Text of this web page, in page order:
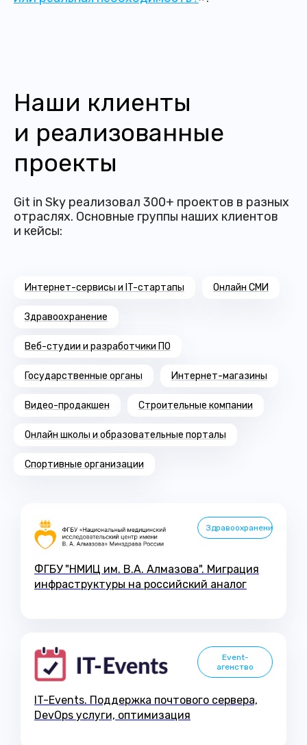
Наши клиенты
и реализованные
проекты
Git in Sky реализовал 300+ проектов в разных
отраслях. Основные группы наших клиентов
и кейсы:
Интернет-сервисы и IT-стартапы Онлайн СМИ
Здравоохранение
Веб-студии и разработчики ПО
Государственные органы Интернет-магазины
Видео-продакшен Строительные компании
Онлайн школы и образовательные порталы
Спортивные организации
Здравоохранение
ФГБУ "НМИЦ им. В.А. Алмазова". Миграция
инфраструктуры на российский аналог
Event-
агенство
IT-Events. Поддержка почтового сервера,
DevOps услуги, оптимизация